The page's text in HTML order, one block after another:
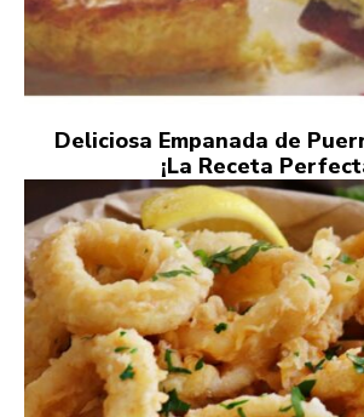
Deliciosa Empanada de
¡La Receta